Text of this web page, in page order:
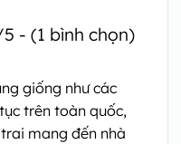
- (1 bình chọn)
giống như các
trên toàn quốc,
mang đến nhà